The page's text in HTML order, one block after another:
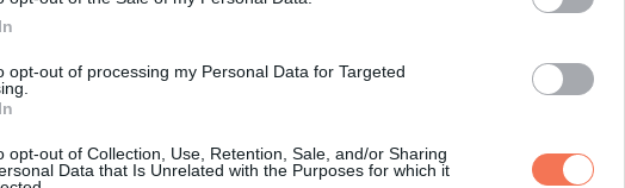
opt-out of processing my Personal Data for Targeted
opt-out of Collection, Use, Retention, Sale, and/or Sharing
Data that Is Unrelated with the Purposes for which it